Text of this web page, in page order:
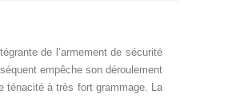
de l’armement de sécurité
empêche son déroulement
ténacité à très fort grammage. La